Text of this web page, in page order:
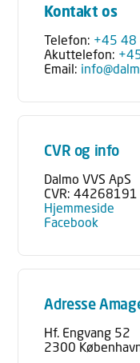
Kontakt os
Telefon: +45 48
Akuttelefon:
Email:
CVR og info
Dalmo VVS ApS
CVR: 44268191
Hjemmeside
Facebook
Adresse
Hf. Engvang 52
2300